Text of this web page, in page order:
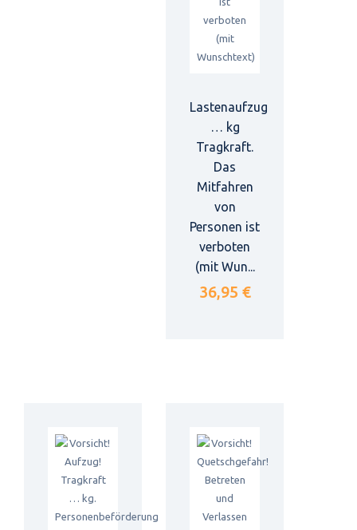
Lastenaufzug
… kg
Tragkraft.
Das
Mitfahren
von
Personen ist
verboten
(mit Wun...
36,95 €